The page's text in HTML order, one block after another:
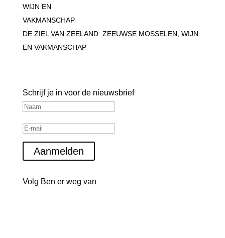
DE ZIEL VAN ZEELAND: ZEEUWSE MOSSELEN, WIJN
EN VAKMANSCHAP
Schrijf je in voor de nieuwsbrief
Aanmelden
Volg Ben er weg van